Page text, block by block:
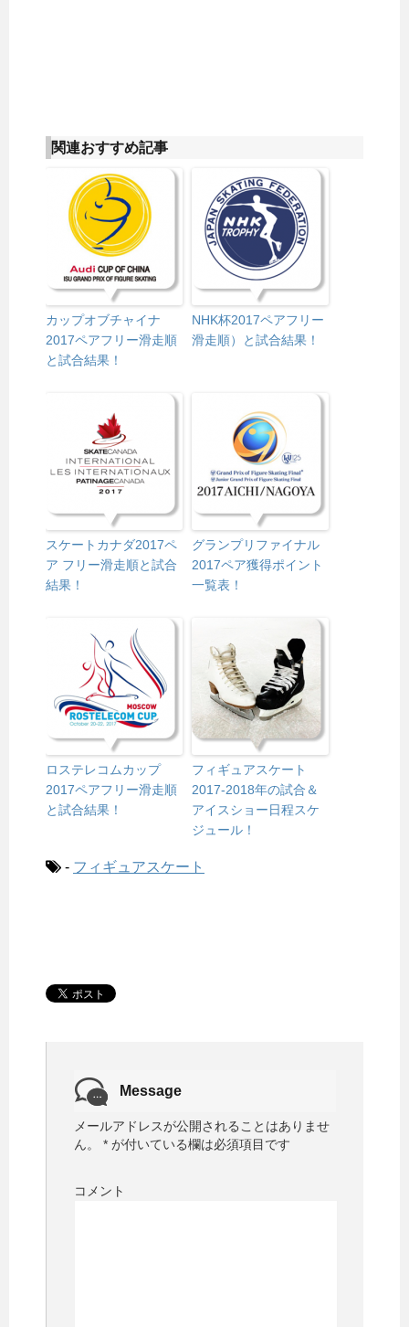
関連おすすめ記事
カップオブチャイナ
2017ペアフリー滑走順
と試合結果！
NHK杯2017ペアフリー
滑走順）と試合結果！
スケートカナダ2017ペ
ア フリー滑走順と試合
結果！
グランプリファイナル
2017ペア獲得ポイント
一覧表！
ロステレコムカップ
2017ペアフリー滑走順
と試合結果！
フィギュアスケート
2017-2018年の試合＆
アイスショー日程スケ
ジュール！
- フィギュアスケート
Message
メールアドレスが公開されることはありませ
ん。
* が付いている欄は必須項目です
コメント